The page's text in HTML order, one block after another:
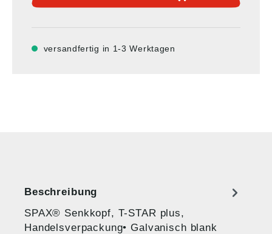
versandfertig in 1-3 Werktagen
Beschreibung
SPAX® Senkkopf, T-STAR plus,
Handelsverpackung• Galvanisch blank